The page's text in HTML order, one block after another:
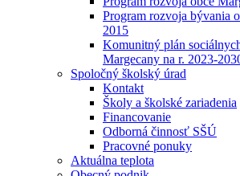
Program rozvoja bývania
2015
Komunitný plán
Margecany na r. 2023-
Spoločný školský úrad
Kontakt
Školy a školské zariadenia
Financovanie
Odborná činnosť SŠÚ
Pracovné ponuky
Aktuálna teplota